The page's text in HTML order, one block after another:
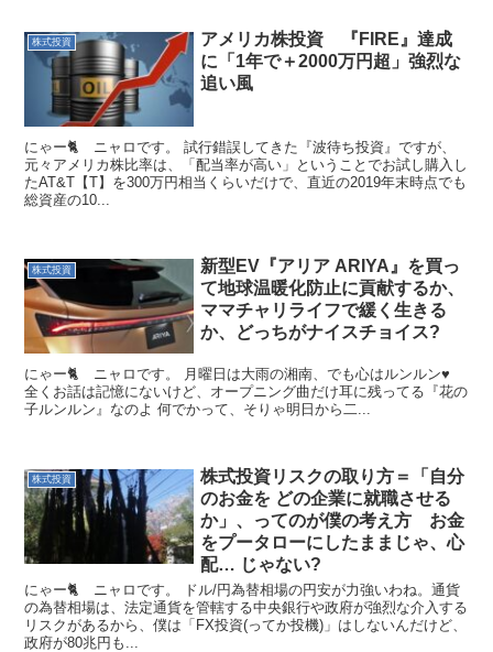
株式投資
アメリカ株投資 『FIRE』達成
に「1年で＋2000万円超」強烈な
追い風
にゃー🐈 ニャロです。 試行錯誤してきた『波待ち投資』ですが、
元々アメリカ株比率は、「配当率が高い」ということでお試し購入し
たAT&T【T】を300万円相当くらいだけで、直近の2019年末時点でも
総資産の10...
株式投資
新型EV『アリア ARIYA』を買っ
て地球温暖化防止に貢献するか、
ママチャリライフで緩く生きる
か、どっちがナイスチョイス?
にゃー🐈 ニャロです。 月曜日は大雨の湘南、でも心はルンルン♥️
全くお話は記憶にないけど、オープニング曲だけ耳に残ってる『花の
子ルンルン』なのよ 何でかって、そりゃ明日から二...
株式投資
株式投資リスクの取り方＝「自分
のお金を どの企業に就職させる
か」、ってのが僕の考え方 お金
をプータローにしたままじゃ、心
配… じゃない?
にゃー🐈 ニャロです。 ドル/円為替相場の円安が力強いわね。通貨
の為替相場は、法定通貨を管轄する中央銀行や政府が強烈な介入する
リスクがあるから、僕は「FX投資(ってか投機)」はしないんだけど、
政府が80兆円も...